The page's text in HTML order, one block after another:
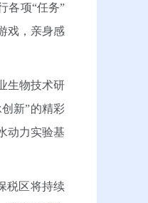
各项“任务”
戏，亲身感
生物技术研
新”的精彩
动力实验基
税区将持续